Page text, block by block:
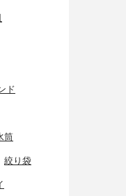
ド
筒
絞り袋